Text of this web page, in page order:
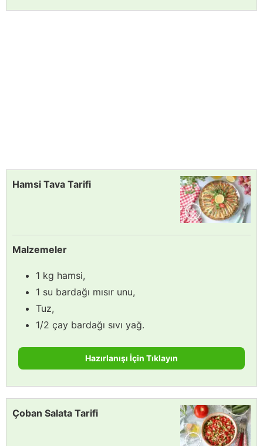
Hamsi Tava Tarifi
Malzemeler
1 kg hamsi,
1 su bardağı mısır unu,
Tuz,
1/2 çay bardağı sıvı yağ.
Hazırlanışı İçin Tıklayın
Çoban Salata Tarifi